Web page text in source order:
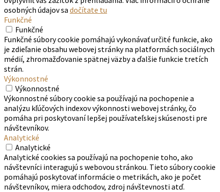
osobných údajov sa dočítate tu
Funkčné
Funkčné
Funkčné súbory cookie pomáhajú vykonávať určité funkcie, ako
je zdieľanie obsahu webovej stránky na platformách sociálnych
médií, zhromažďovanie spätnej väzby a ďalšie funkcie tretích
strán.
Výkonnostné
Výkonnostné
Výkonnostné súbory cookie sa používajú na pochopenie a
analýzu kľúčových indexov výkonnosti webovej stránky, čo
pomáha pri poskytovaní lepšej používateľskej skúsenosti pre
návštevníkov.
Analytické
Analytické
Analytické cookies sa používajú na pochopenie toho, ako
návštevníci interagujú s webovou stránkou. Tieto súbory cookie
pomáhajú poskytovať informácie o metrikách, ako je počet
návštevníkov, miera odchodov, zdroj návštevnosti atď.